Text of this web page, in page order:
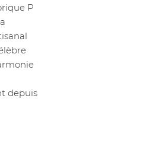
P
depuis